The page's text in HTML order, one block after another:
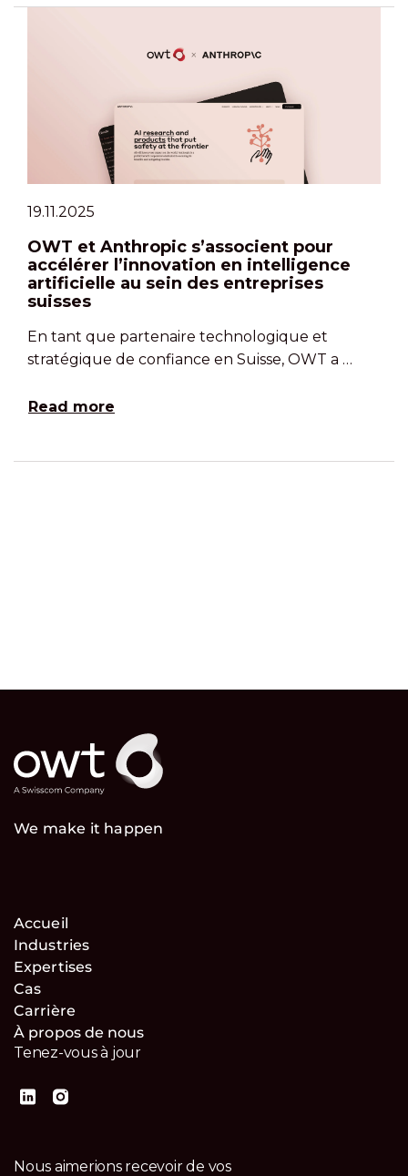
19.11.2025
OWT et Anthropic s’associent pour
accélérer l’innovation en intelligence
artificielle au sein des entreprises
suisses
En tant que partenaire technologique et
stratégique de confiance en Suisse, OWT a …
Read more
We make it happen
Accueil
Industries
Expertises
Cas
Carrière
À propos de nous
Tenez-vous à jour
Nous aimerions recevoir de vos